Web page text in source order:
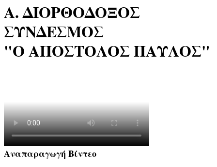
Α. ΔΙΟΡΘΟΔΟΞΟΣ
ΣΥΝΔΕΣΜΟΣ
"Ο ΑΠΟΣΤΟΛΟΣ ΠΑΥΛΟΣ"
Αναπαραγωγή Βίντεο